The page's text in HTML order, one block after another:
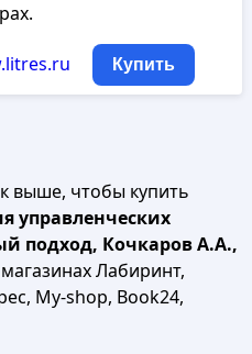
Купить
выше, чтобы купить
управленческих
подход, Кочкаров А.А.,
Лабиринт,
My-shop, Book24,